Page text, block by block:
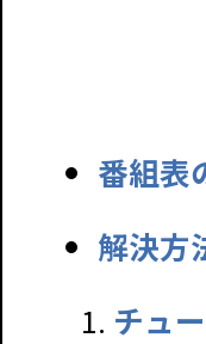
番組表
解決方
チュ